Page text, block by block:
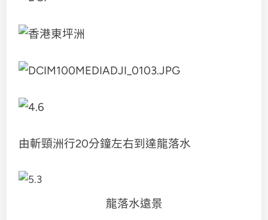
由斬頸洲行20分鐘左右到達龍落水
龍落水遠景